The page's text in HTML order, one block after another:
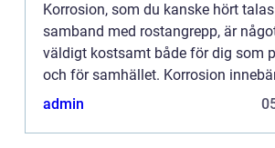
Korrosion, som du kanske hört
samband med rostangrepp, är
väldigt kostsamt både för dig som
och för samhället. Korrosion
att ett material, va...
admin